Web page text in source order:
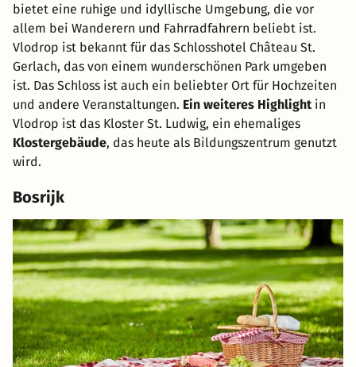
bietet eine ruhige und idyllische Umgebung, die vor
allem bei Wanderern und Fahrradfahrern beliebt ist.
Vlodrop ist bekannt für das Schlosshotel Château St.
Gerlach, das von einem wunderschönen Park umgeben
ist. Das Schloss ist auch ein beliebter Ort für Hochzeiten
und andere Veranstaltungen. Ein weiteres Highlight in
Vlodrop ist das Kloster St. Ludwig, ein ehemaliges
Klostergebäude, das heute als Bildungszentrum genutzt
wird.
Bosrijk